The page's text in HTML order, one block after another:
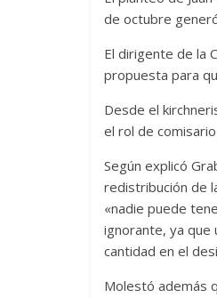
de octubre
El dirigente de la
propuesta para
Desde el
el rol de
Según explicó
redistribución de
«nadie puede
ignorante, ya que
cantidad en el
Molestó además